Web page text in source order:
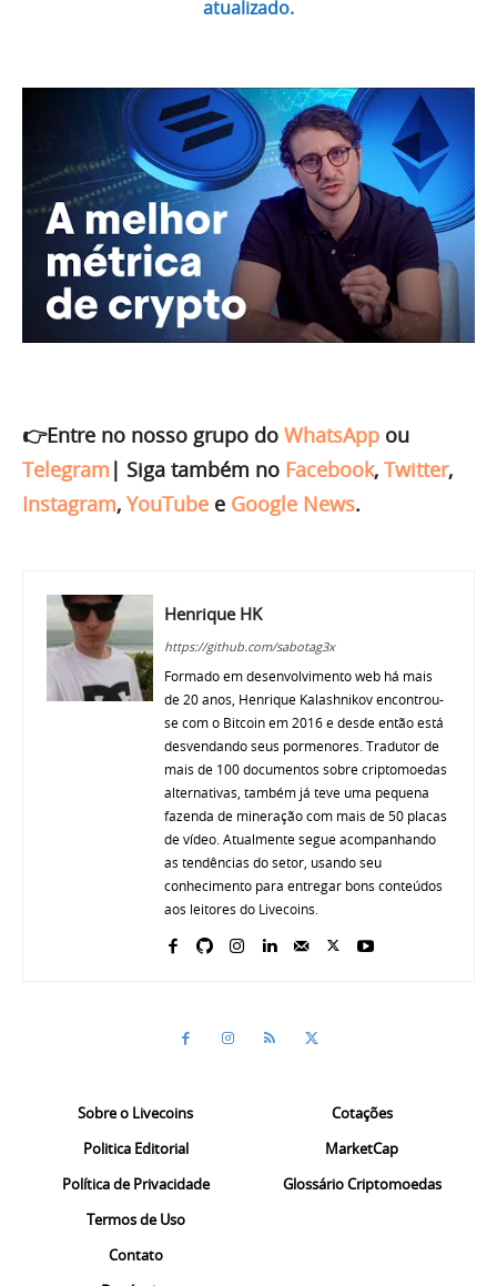
atualizado.
👉Entre no nosso grupo do WhatsApp ou
Telegram | Siga também no Facebook, Twitter,
Instagram, YouTube e Google News.
Henrique HK
https://github.com/sabotag3x
Formado em desenvolvimento web há mais
de 20 anos, Henrique Kalashnikov encontrou-
se com o Bitcoin em 2016 e desde então está
desvendando seus pormenores. Tradutor de
mais de 100 documentos sobre criptomoedas
alternativas, também já teve uma pequena
fazenda de mineração com mais de 50 placas
de vídeo. Atualmente segue acompanhando
as tendências do setor, usando seu
conhecimento para entregar bons conteúdos
aos leitores do Livecoins.
Sobre o Livecoins
Politica Editorial
Política de Privacidade
Termos de Uso
Contato
Cotações
MarketCap
Glossário Criptomoedas